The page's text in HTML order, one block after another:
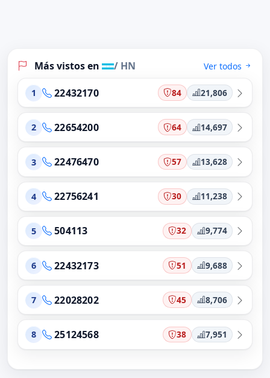
Más vistos en / HN Ver todos
1 22432170 84 21,806
2 22654200 64 14,697
3 22476470 57 13,628
4 22756241 30 11,238
5 504113 32 9,774
6 22432173 51 9,688
7 22028202 45 8,706
8 25124568 38 7,951